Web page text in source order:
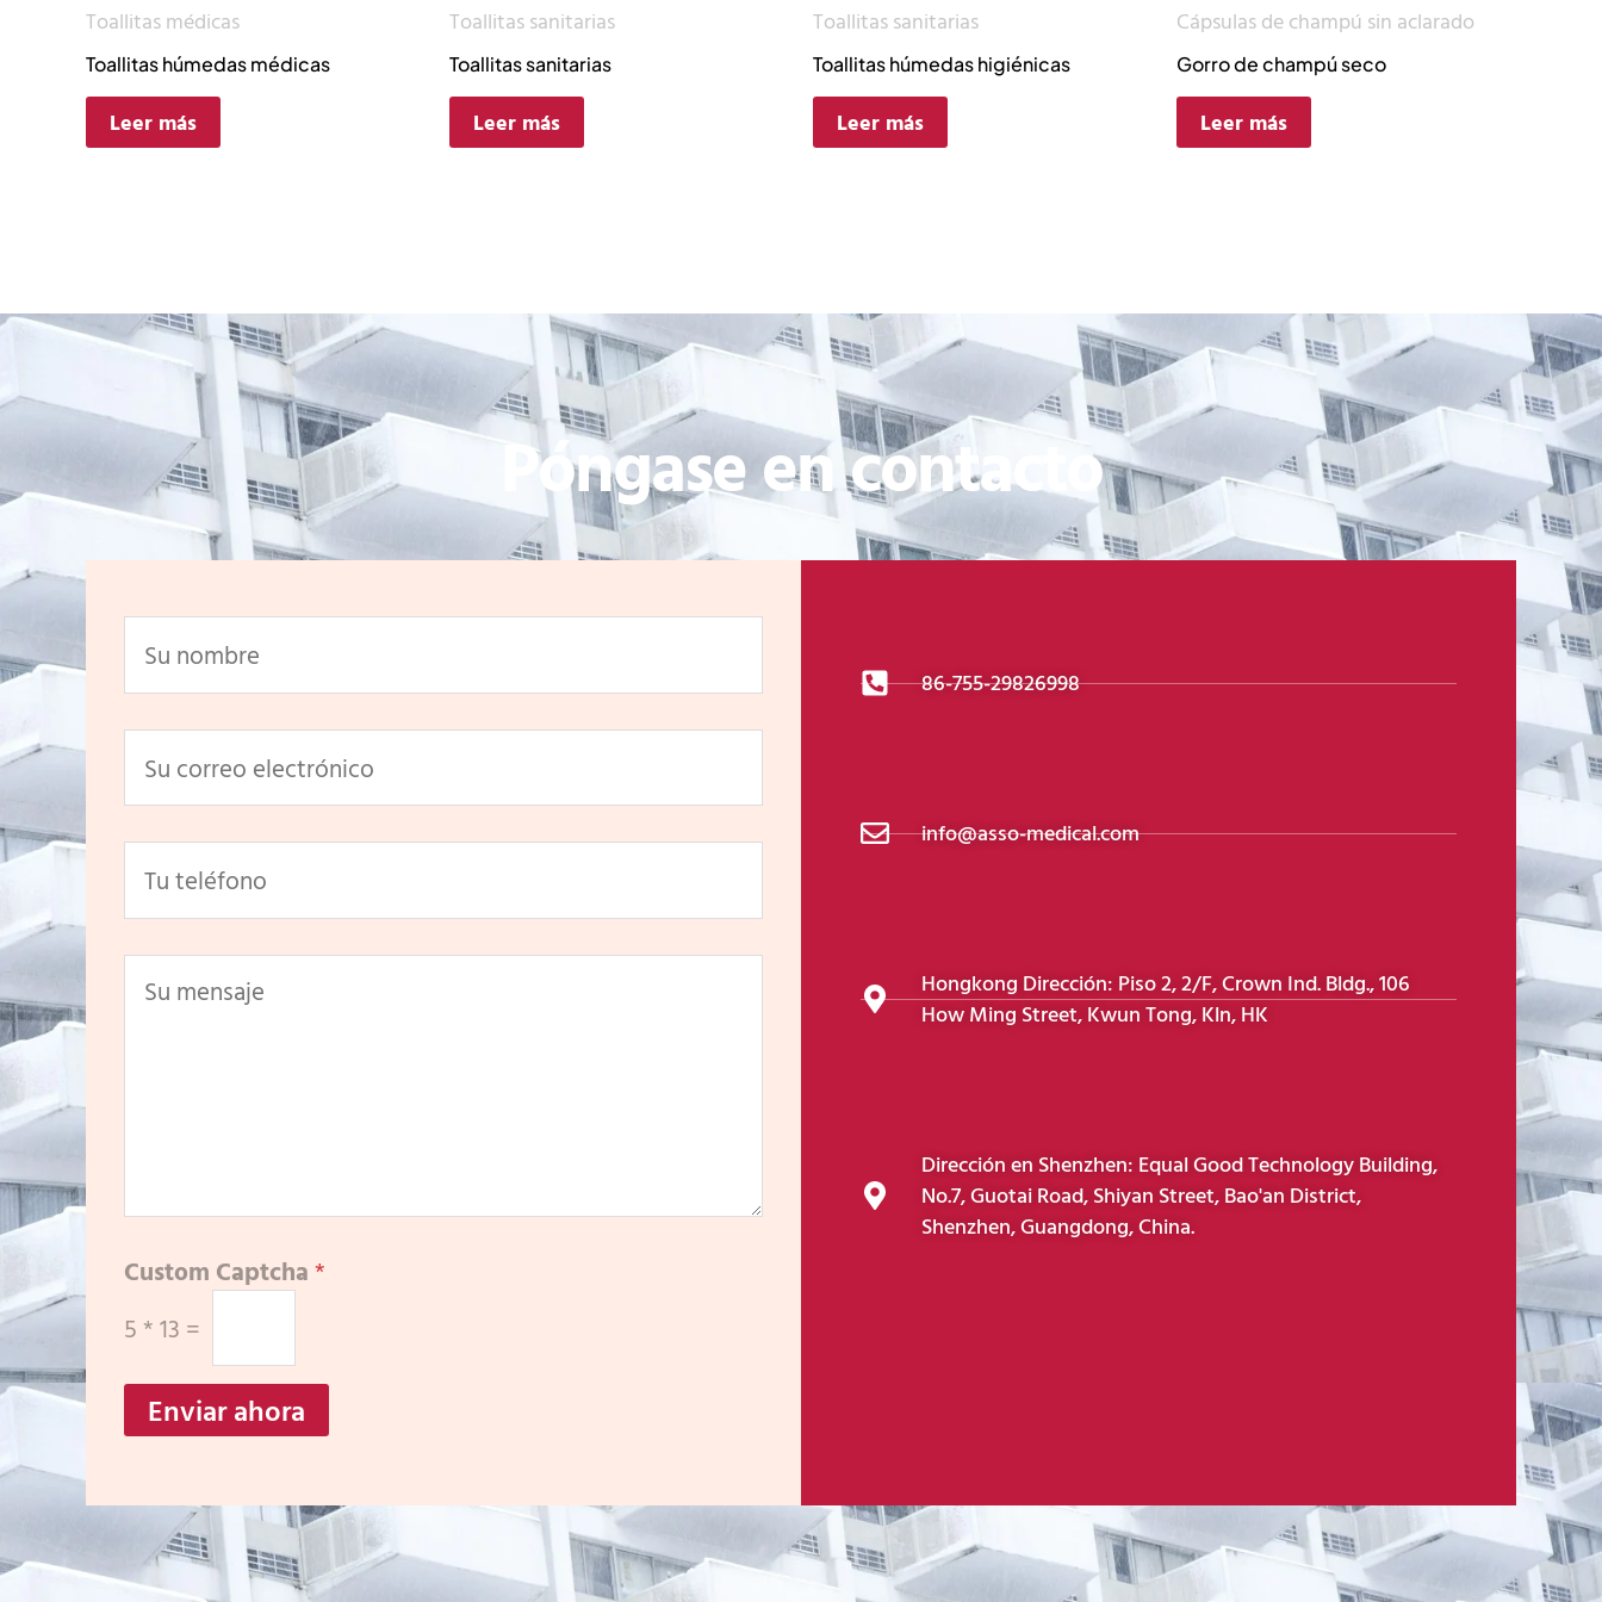
Toallitas médicas
Toallitas húmedas médicas
Leer más
Toallitas sanitarias
Toallitas sanitarias
Leer más
Toallitas sanitarias
Toallitas húmedas higiénicas
Leer más
Cápsulas de champú sin aclarado
Gorro de champú seco
Leer más
Póngase en contacto
Custom Captcha*
5 *13 =
Enviar ahora
86-755-29826998
info@asso-medical.com
Hongkong Dirección: Piso 2, 2/F, Crown Ind. Bldg., 106
How Ming Street, Kwun Tong, Kln, HK
Dirección en Shenzhen: Equal Good Technology Building,
No.7, Guotai Road, Shiyan Street, Bao'an District,
Shenzhen, Guangdong, China.